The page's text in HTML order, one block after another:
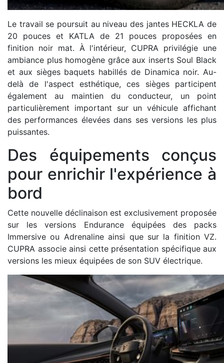
Le travail se poursuit au niveau des jantes HECKLA de
20 pouces et KATLA de 21 pouces proposées en
finition noir mat. À l'intérieur, CUPRA privilégie une
ambiance plus homogène grâce aux inserts Soul Black
et aux sièges baquets habillés de Dinamica noir. Au-
delà de l'aspect esthétique, ces sièges participent
également au maintien du conducteur, un point
particulièrement important sur un véhicule affichant
des performances élevées dans ses versions les plus
puissantes.
Des équipements conçus
pour enrichir l'expérience à
bord
Cette nouvelle déclinaison est exclusivement proposée
sur les versions Endurance équipées des packs
Immersive ou Adrenaline ainsi que sur la finition VZ.
CUPRA associe ainsi cette présentation spécifique aux
versions les mieux équipées de son SUV électrique.